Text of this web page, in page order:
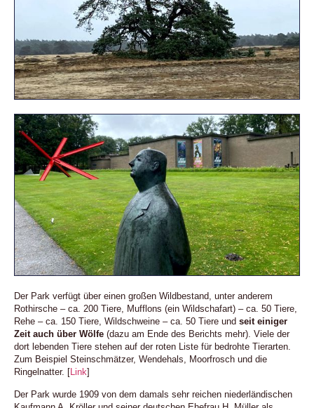
Der Park verfügt über einen großen Wildbestand, unter anderem
Rothirsche – ca. 200 Tiere, Mufflons (ein Wildschafart) – ca. 50 Tiere,
Rehe – ca. 150 Tiere, Wildschweine – ca. 50 Tiere und seit einiger
Zeit auch über Wölfe (dazu am Ende des Berichts mehr). Viele der
dort lebenden Tiere stehen auf der roten Liste für bedrohte Tierarten.
Zum Beispiel Steinschmätzer, Wendehals, Moorfrosch und die
Ringelnatter. [ Link]
Der Park wurde 1909 von dem damals sehr reichen niederländischen